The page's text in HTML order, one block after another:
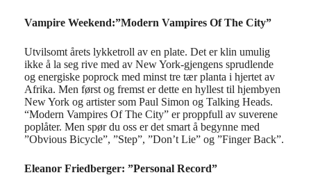
Vampire Weekend:”Modern Vampires Of The City”
Utvilsomt årets lykketroll av en plate. Det er klin umulig
ikke å la seg rive med av New York-gjengens sprudlende
og energiske poprock med minst tre tær planta i hjertet av
Afrika. Men først og fremst er dette en hyllest til hjembyen
New York og artister som Paul Simon og Talking Heads.
“Modern Vampires Of The City” er proppfull av suverene
poplåter. Men spør du oss er det smart å begynne med
”Obvious Bicycle”, ”Step”, ”Don’t Lie” og ”Finger Back”.
Eleanor Friedberger: ”Personal Record”